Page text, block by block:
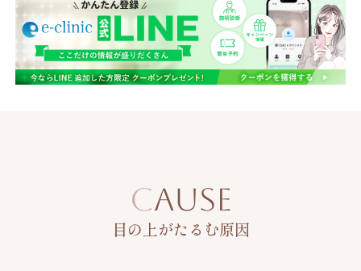
CAUSE
目の上がたるむ原因